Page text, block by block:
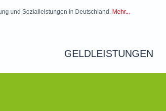
und Sozialleistungen in Deutschland. Mehr...
GELDLEISTUNGEN